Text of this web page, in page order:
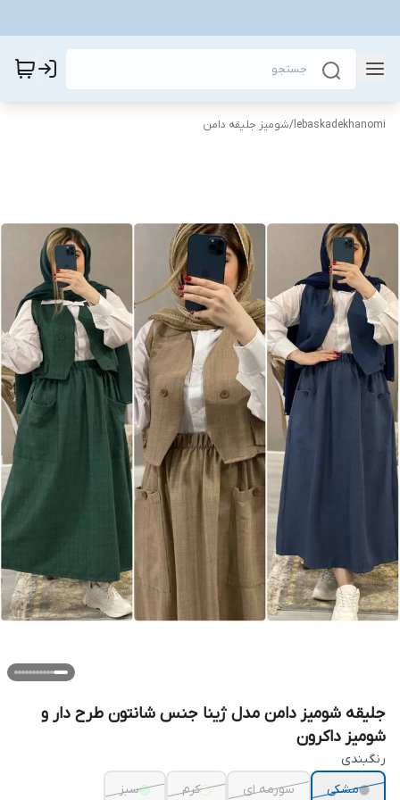
lebaskadekhanomi
/شومیز جلیقه دامن
جلیقه شومیز دامن مدل ژینا جنس شانتون طرح دار و
شومیز داکرون
رنگبندی
مشکی
سورمه ای کرم سبز